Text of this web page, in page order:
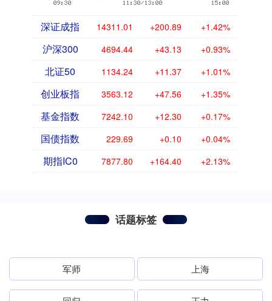
深证成指 14311.01 +200.89 +1.42%
沪深300 4694.44 +43.13 +0.93%
北证50 1134.24 +11.37 +1.01%
创业板指 3563.12 +47.56 +1.35%
基金指数 7242.10 +12.30 +0.17%
国债指数 229.69 +0.10 +0.04%
期指IC0 7877.80 +164.40 +2.13%
话题标签
军师 上海